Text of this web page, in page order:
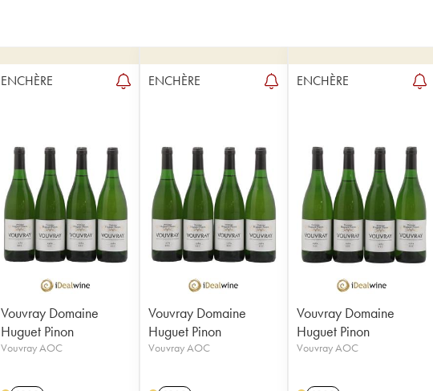
ENCHÈRE
Vouvray Domaine
Huguet Pinon
Vouvray AOC
ENCHÈRE
Vouvray Domaine
Huguet Pinon
Vouvray AOC
ENCHÈRE
Vouvray Domaine
Huguet Pinon
Vouvray AOC